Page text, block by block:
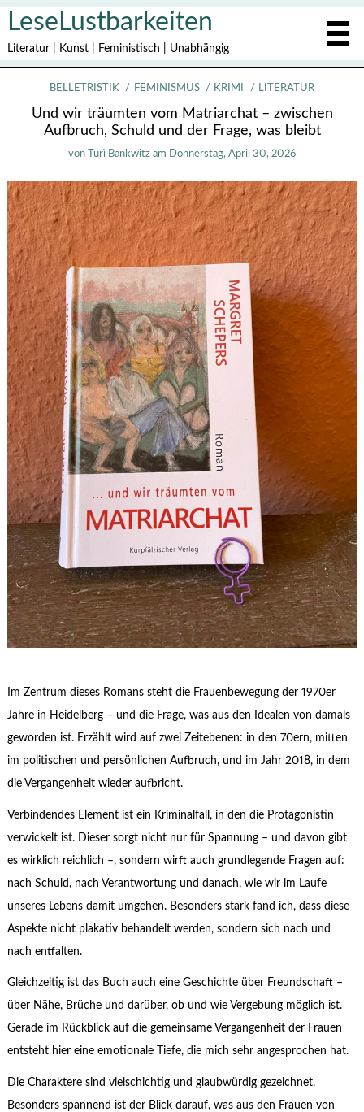
LeseLustbarkeiten
Literatur | Kunst | Feministisch | Unabhängig
BELLETRISTIK FEMINISMUS KRIMI LITERATUR
Und wir träumten vom Matriarchat – zwischen
Aufbruch, Schuld und der Frage, was bleibt
von Turì Bankwitz am Donnerstag, April 30, 2026
Im Zentrum dieses Romans steht die Frauenbewegung der 1970er
Jahre in Heidelberg – und die Frage, was aus den Idealen von damals
geworden ist. Erzählt wird auf zwei Zeitebenen: in den 70ern, mitten
im politischen und persönlichen Aufbruch, und im Jahr 2018, in dem
die Vergangenheit wieder aufbricht.
Verbindendes Element ist ein Kriminalfall, in den die Protagonistin
verwickelt ist. Dieser sorgt nicht nur für Spannung – und davon gibt
es wirklich reichlich –, sondern wirft auch grundlegende Fragen auf:
nach Schuld, nach Verantwortung und danach, wie wir im Laufe
unseres Lebens damit umgehen. Besonders stark fand ich, dass diese
Aspekte nicht plakativ behandelt werden, sondern sich nach und
nach entfalten.
Gleichzeitig ist das Buch auch eine Geschichte über Freundschaft –
über Nähe, Brüche und darüber, ob und wie Vergebung möglich ist.
Gerade im Rückblick auf die gemeinsame Vergangenheit der Frauen
entsteht hier eine emotionale Tiefe, die mich sehr angesprochen hat.
Die Charaktere sind vielschichtig und glaubwürdig gezeichnet.
Besonders spannend ist der Blick darauf, was aus den Frauen von